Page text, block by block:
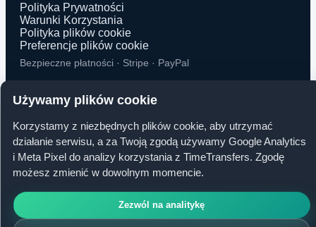
Używamy plików cookie
Korzystamy z niezbędnych plików cookie, aby utrzymać
działanie serwisu, a za Twoją zgodą używamy Google Analytics
i Meta Pixel do analizy korzystania z TimeTransfers. Zgodę
możesz zmienić w dowolnym momencie.
Zezwól na analitykę
Polityka Prywatności
Warunki Korzystania
Polityka plików cookie
Preferencje plików cookie
Bezpieczne płatności · Stripe · PayPal
© 2026 TimeTransfers. Wszelkie prawa zastrzeżone.
TimeTransfers OÜ · Erika tn 14-208, 10416 Tallinn, Estonia